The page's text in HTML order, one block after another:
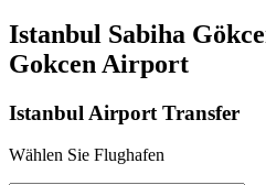
Istanbul Sabiha
Gokcen Airport
Istanbul Airport Transfer
Wählen Sie Flughafen